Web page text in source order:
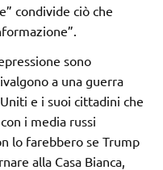
condivide ciò che
sono
a una guerra
e i suoi cittadini che
i media russi
lo farebbero se Trump
alla Casa Bianca,